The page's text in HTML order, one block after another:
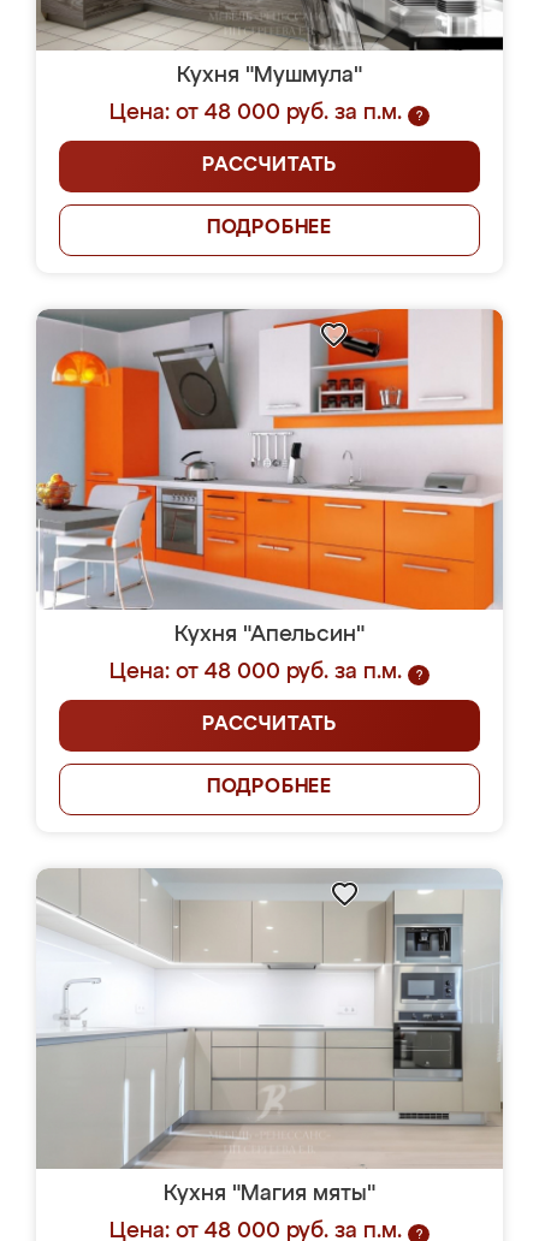
Кухня "Мушмула"
Цена: от 48 000 руб. за п.м.
?
РАССЧИТАТЬ
ПОДРОБНЕЕ
Кухня "Апельсин"
Цена: от 48 000 руб. за п.м.
?
РАССЧИТАТЬ
ПОДРОБНЕЕ
Кухня "Магия мяты"
Цена: от 48 000 руб. за п.м.
?